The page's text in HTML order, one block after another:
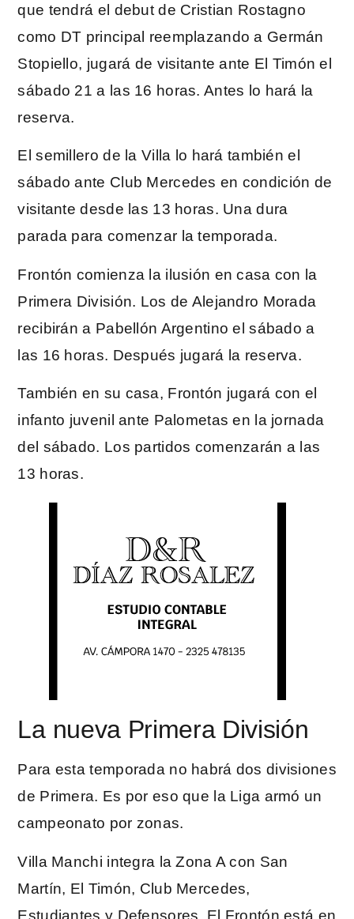
que tendrá el debut de Cristian Rostagno
como DT principal reemplazando a Germán
Stopiello, jugará de visitante ante El Timón el
sábado 21 a las 16 horas. Antes lo hará la
reserva.
El semillero de la Villa lo hará también el
sábado ante Club Mercedes en condición de
visitante desde las 13 horas. Una dura
parada para comenzar la temporada.
Frontón comienza la ilusión en casa con la
Primera División. Los de Alejandro Morada
recibirán a Pabellón Argentino el sábado a
las 16 horas. Después jugará la reserva.
También en su casa, Frontón jugará con el
infanto juvenil ante Palometas en la jornada
del sábado. Los partidos comenzarán a las
13 horas.
La nueva Primera División
Para esta temporada no habrá dos divisiones
de Primera. Es por eso que la Liga armó un
campeonato por zonas.
Villa Manchi integra la Zona A con San
Martín, El Timón, Club Mercedes,
Estudiantes y Defensores. El Frontón está en